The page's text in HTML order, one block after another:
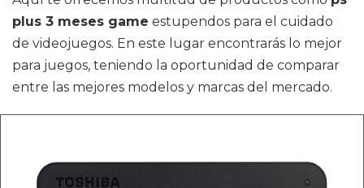
plus 3 meses game estupendos para el cuidado
de videojuegos. En este lugar encontrarás lo mejor
para juegos, teniendo la oportunidad de comparar
entre las mejores modelos y marcas del mercado.